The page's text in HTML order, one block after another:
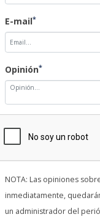
E-mail*
Opinión*
NOTA: Las opiniones
inmediatamente,
un administrador del